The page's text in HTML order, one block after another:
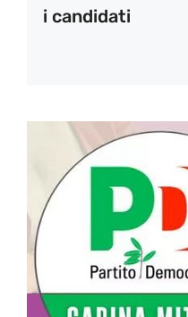
i candidati